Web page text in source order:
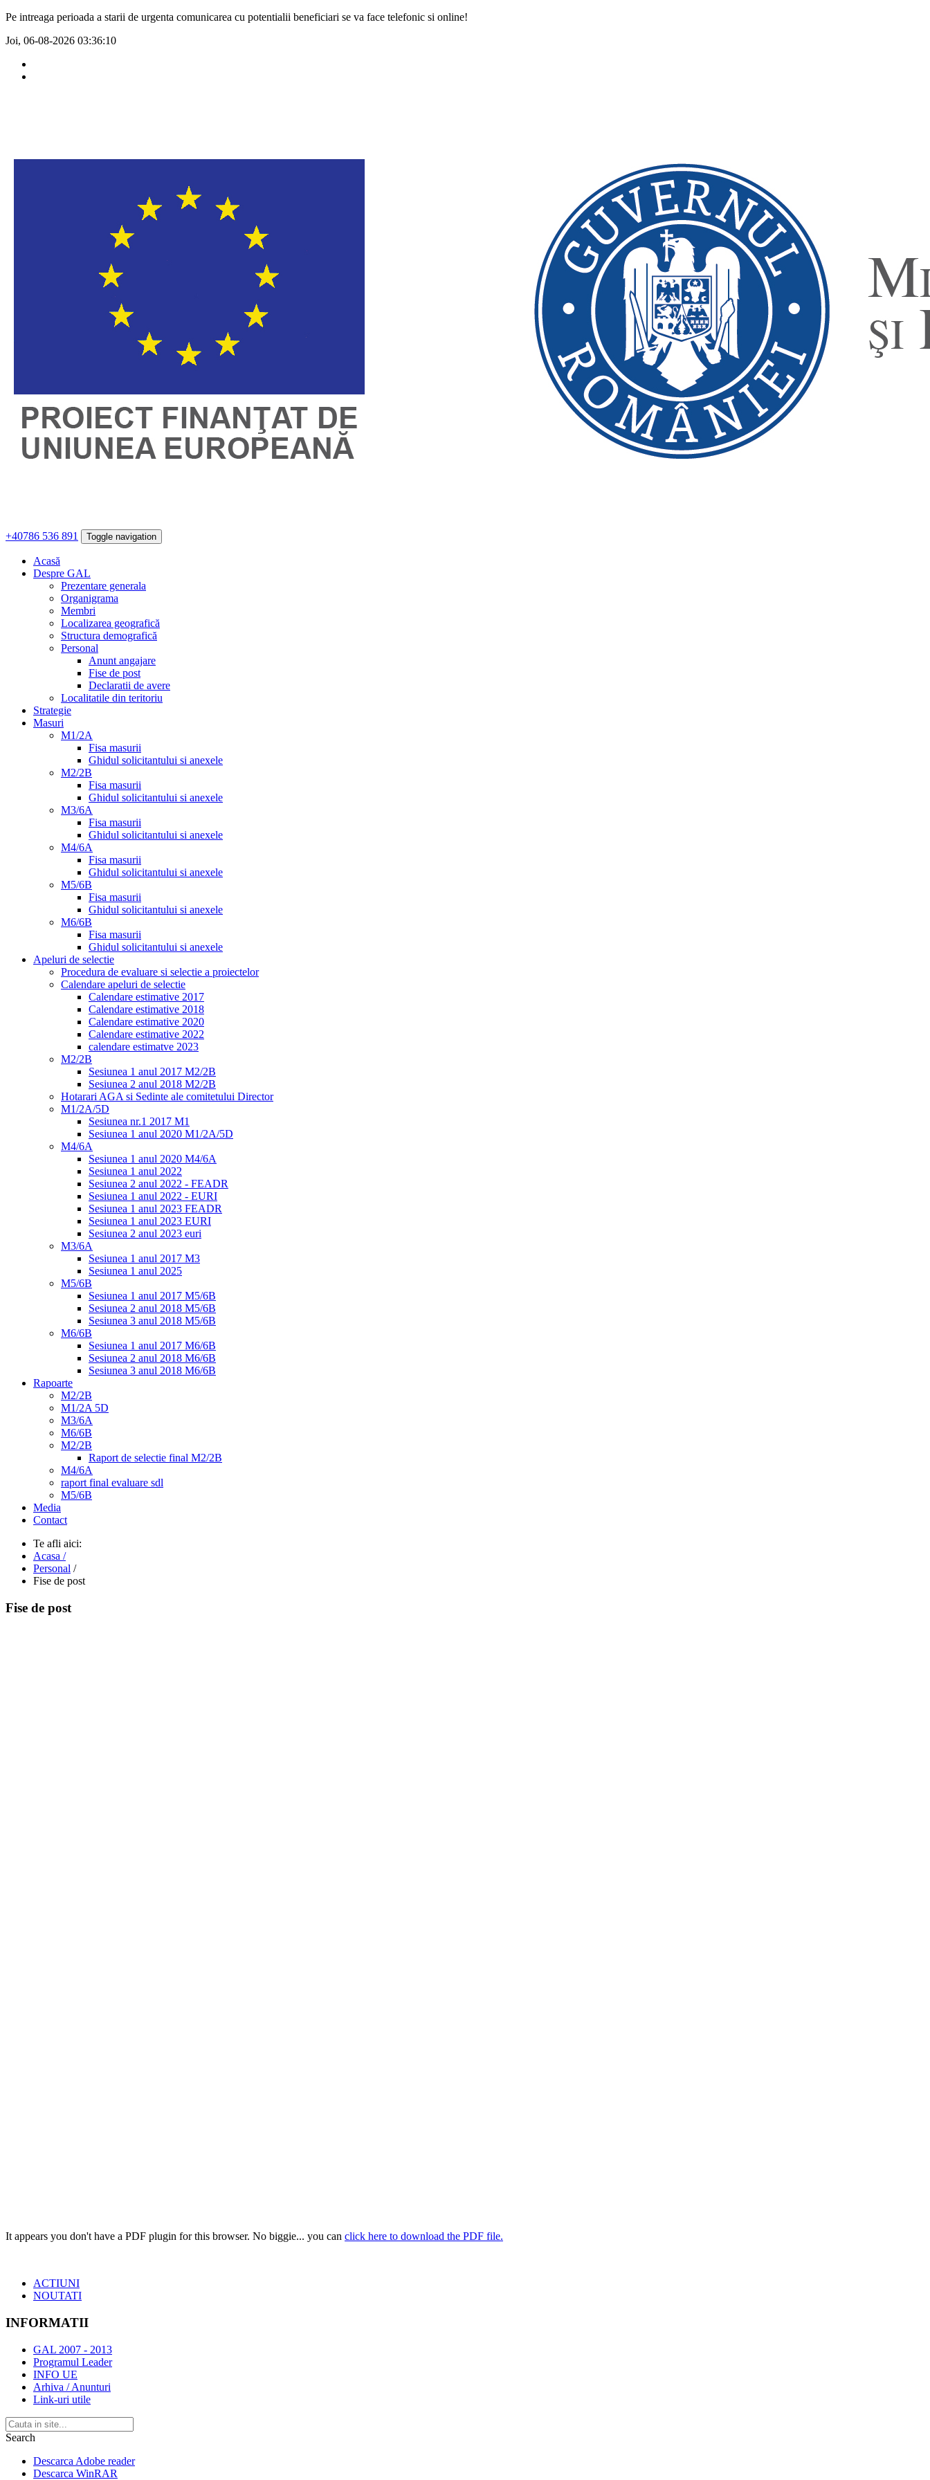
Pe intreaga perioada a starii de urgenta comunicarea cu potentialii beneficiari se va face telefonic si online!
Joi, 06-08-2026 03:36:10
+40786 536 891 Toggle navigation
Acasă
Despre GAL
Prezentare generala
Organigrama
Membri
Localizarea geografică
Structura demografică
Personal
Anunt angajare
Fise de post
Declaratii de avere
Localitatile din teritoriu
Strategie
Masuri
M1/2A
Fisa masurii
Ghidul solicitantului si anexele
M2/2B
Fisa masurii
Ghidul solicitantului si anexele
M3/6A
Fisa masurii
Ghidul solicitantului si anexele
M4/6A
Fisa masurii
Ghidul solicitantului si anexele
M5/6B
Fisa masurii
Ghidul solicitantului si anexele
M6/6B
Fisa masurii
Ghidul solicitantului si anexele
Apeluri de selectie
Procedura de evaluare si selectie a proiectelor
Calendare apeluri de selectie
Calendare estimative 2017
Calendare estimative 2018
Calendare estimative 2020
Calendare estimative 2022
calendare estimatve 2023
M2/2B
Sesiunea 1 anul 2017 M2/2B
Sesiunea 2 anul 2018 M2/2B
Hotarari AGA si Sedinte ale comitetului Director
M1/2A/5D
Sesiunea nr.1 2017 M1
Sesiunea 1 anul 2020 M1/2A/5D
M4/6A
Sesiunea 1 anul 2020 M4/6A
Sesiunea 1 anul 2022
Sesiunea 2 anul 2022 - FEADR
Sesiunea 1 anul 2022 - EURI
Sesiunea 1 anul 2023 FEADR
Sesiunea 1 anul 2023 EURI
Sesiunea 2 anul 2023 euri
M3/6A
Sesiunea 1 anul 2017 M3
Sesiunea 1 anul 2025
M5/6B
Sesiunea 1 anul 2017 M5/6B
Sesiunea 2 anul 2018 M5/6B
Sesiunea 3 anul 2018 M5/6B
M6/6B
Sesiunea 1 anul 2017 M6/6B
Sesiunea 2 anul 2018 M6/6B
Sesiunea 3 anul 2018 M6/6B
Rapoarte
M2/2B
M1/2A 5D
M3/6A
M6/6B
M2/2B
Raport de selectie final M2/2B
M4/6A
raport final evaluare sdl
M5/6B
Media
Contact
Te afli aici:
Acasa /
Personal /
Fise de post
Fise de post
It appears you don't have a PDF plugin for this browser. No biggie... you can click here to download the PDF file.
ACTIUNI
NOUTATI
INFORMATII
GAL 2007 - 2013
Programul Leader
INFO UE
Arhiva / Anunturi
Link-uri utile
Search
Descarca Adobe reader
Descarca WinRAR